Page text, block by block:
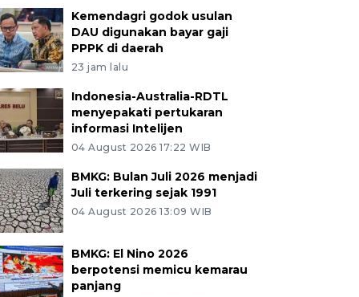
Kemendagri godok usulan
DAU digunakan bayar gaji
PPPK di daerah
23 jam lalu
Indonesia-Australia-RDTL
menyepakati pertukaran
informasi Intelijen
04 August 2026 17:22 WIB
BMKG: Bulan Juli 2026 menjadi
Juli terkering sejak 1991
04 August 2026 13:09 WIB
BMKG: El Nino 2026
berpotensi memicu kemarau
panjang